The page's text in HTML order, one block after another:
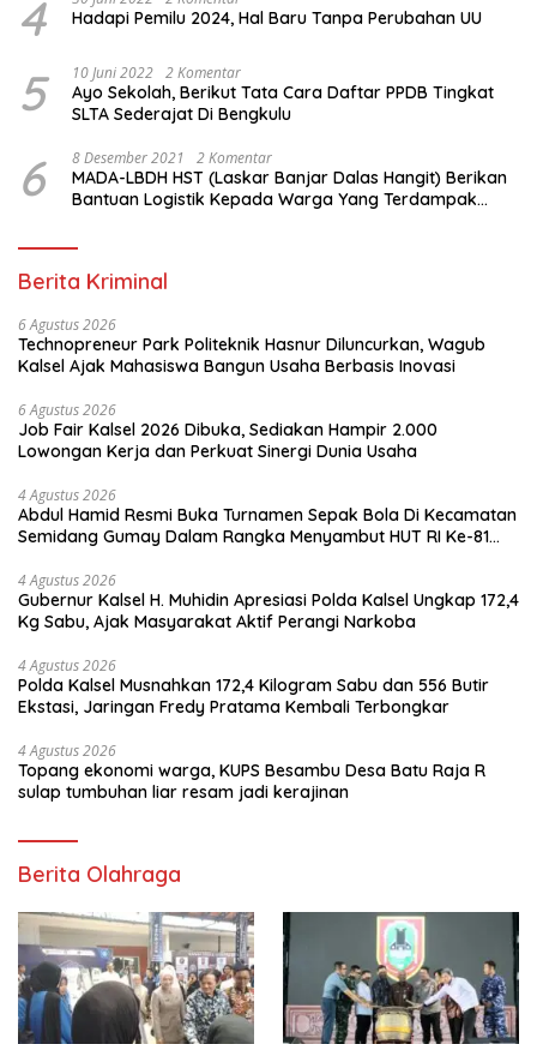
4 Hadapi Pemilu 2024, Hal Baru Tanpa Perubahan UU
5 10 Juni 2022 2 Komentar
Ayo Sekolah, Berikut Tata Cara Daftar PPDB Tingkat
SLTA Sederajat Di Bengkulu
6 8 Desember 2021 2 Komentar
MADA-LBDH HST (Laskar Banjar Dalas Hangit) Berikan
Bantuan Logistik Kepada Warga Yang Terdampak
Berita Kriminal
6 Agustus 2026
Technopreneur Park Politeknik Hasnur Diluncurkan, Wagub
Kalsel Ajak Mahasiswa Bangun Usaha Berbasis Inovasi
6 Agustus 2026
Job Fair Kalsel 2026 Dibuka, Sediakan Hampir 2.000
Lowongan Kerja dan Perkuat Sinergi Dunia Usaha
4 Agustus 2026
Abdul Hamid Resmi Buka Turnamen Sepak Bola Di Kecamatan
Semidang Gumay Dalam Rangka Menyambut HUT RI Ke-81
4 Agustus 2026
Gubernur Kalsel H. Muhidin Apresiasi Polda Kalsel Ungkap 172,4
Kg Sabu, Ajak Masyarakat Aktif Perangi Narkoba
4 Agustus 2026
Polda Kalsel Musnahkan 172,4 Kilogram Sabu dan 556 Butir
Ekstasi, Jaringan Fredy Pratama Kembali Terbongkar
4 Agustus 2026
Topang ekonomi warga, KUPS Besambu Desa Batu Raja R
sulap tumbuhan liar resam jadi kerajinan
Berita Olahraga